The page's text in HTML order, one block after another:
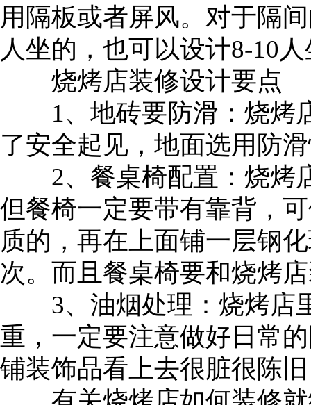
用隔板或者屏风。对于隔
人坐的，也可以设计8-10
烧烤店装修设计要点
1、地砖要防滑：烧烤店
了安全起见，地面选用防
2、餐桌椅配置：烧烤店
但餐椅一定要带有靠背，
质的，再在上面铺一层钢
次。而且餐桌椅要和烧烤
3、油烟处理：烧烤店里
重，一定要注意做好日常
铺装饰品看上去很脏很陈